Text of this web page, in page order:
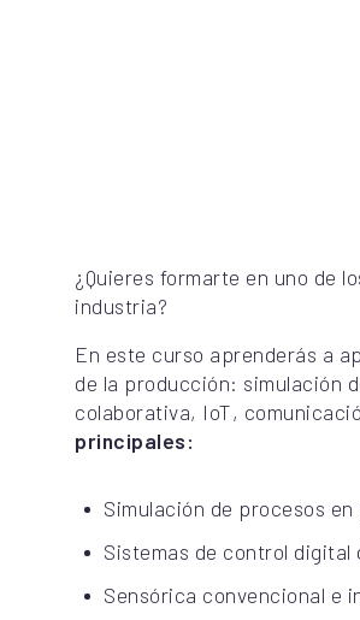
¿Quieres formarte en uno de
industria?
En este curso aprenderás a
de la producción: simulación
colaborativa, IoT,
principales:
Simulación de procesos en
Sistemas de control digital
Sensórica convencional e